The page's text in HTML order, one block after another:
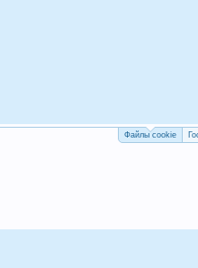
Файлы cookie